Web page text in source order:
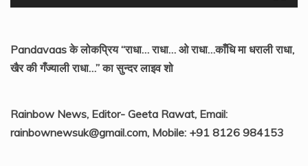
Pandavaas के लोकप्रिय “राधा… राधा… ओ राधा…काँधि मा धराली राधा,
खैर की गँज्याली राधा…” का सुन्दर लाइव शो
Rainbow News, Editor- Geeta Rawat, Email:
rainbownewsuk@gmail.com, Mobile: +91 8126 984153